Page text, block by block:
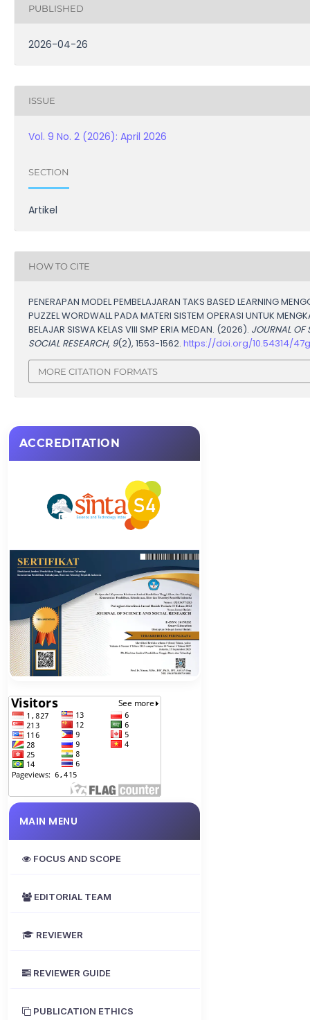
PUBLISHED
2026-04-26
ISSUE
Vol. 9 No. 2 (2026): April 2026
SECTION
Artikel
HOW TO CITE
PENERAPAN MODEL PEMBELAJARAN TAKS BASED LEARNING
PUZZEL WORDWALL PADA MATERI SISTEM OPERASI UNTUK
BELAJAR SISWA KELAS VIII SMP ERIA MEDAN. (2026). JOURNAL OF
SOCIAL RESEARCH, 9(2), 1553-1562. https://doi.org/10.54314/
MORE CITATION FORMATS
ACCREDITATION
MAIN MENU
FOCUS AND SCOPE
EDITORIAL TEAM
REVIEWER
REVIEWER GUIDE
PUBLICATION ETHICS